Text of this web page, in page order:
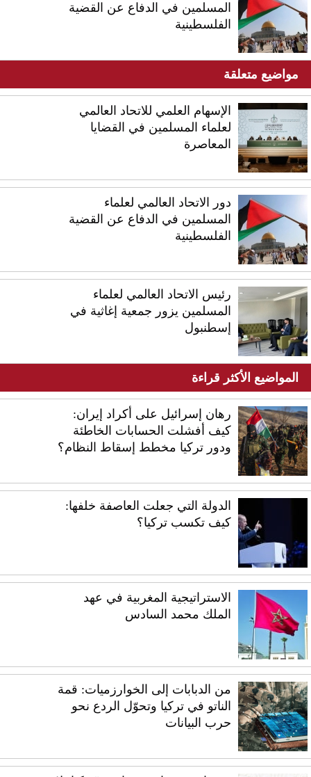
المسلمين في الدفاع عن القضية
الفلسطينية
مواضيع متعلقة
الإسهام العلمي للاتحاد العالمي
لعلماء المسلمين في القضايا
المعاصرة
دور الاتحاد العالمي لعلماء
المسلمين في الدفاع عن القضية
الفلسطينية
رئيس الاتحاد العالمي لعلماء
المسلمين يزور جمعية إغاثية في
إسطنبول
المواضيع الأكثر قراءة
رهان إسرائيل على أكراد إيران:
كيف أفشلت الحسابات الخاطئة
ودور تركيا مخطط إسقاط النظام؟
الدولة التي جعلت العاصفة خلفها:
كيف تكسب تركيا؟
الاستراتيجية المغربية في عهد
الملك محمد السادس
من الدبابات إلى الخوارزميات: قمة
الناتو في تركيا وتحوّل الردع نحو
حرب البيانات